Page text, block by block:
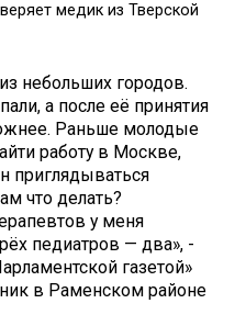
медик из Тверской
небольших городов.
а после её принятия
Раньше молодые
работу в Москве,
приглядываться
что делать?
у меня
педиатров — два», -
газетой»
в Раменском районе